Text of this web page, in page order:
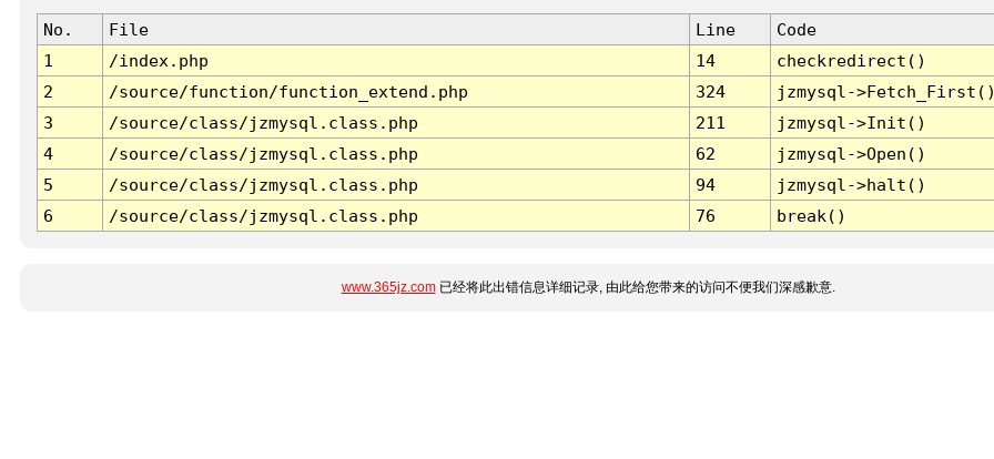
No. File Line
Code
1
/index.php 14
checkredirect()
2
/source/function/function_extend.php 324
jzmysql-
3
/source/class/jzmysql.class.php 211
jzmysql->Init()
4
/source/class/jzmysql.class.php 62
jzmysql->Open()
5
/source/class/jzmysql.class.php 94
jzmysql->halt()
6
/source/class/jzmysql.class.php 76 break()
www.365jz.com已经将此出错信息详细记录, 由此给您带来的访问不便我们深感歉意.